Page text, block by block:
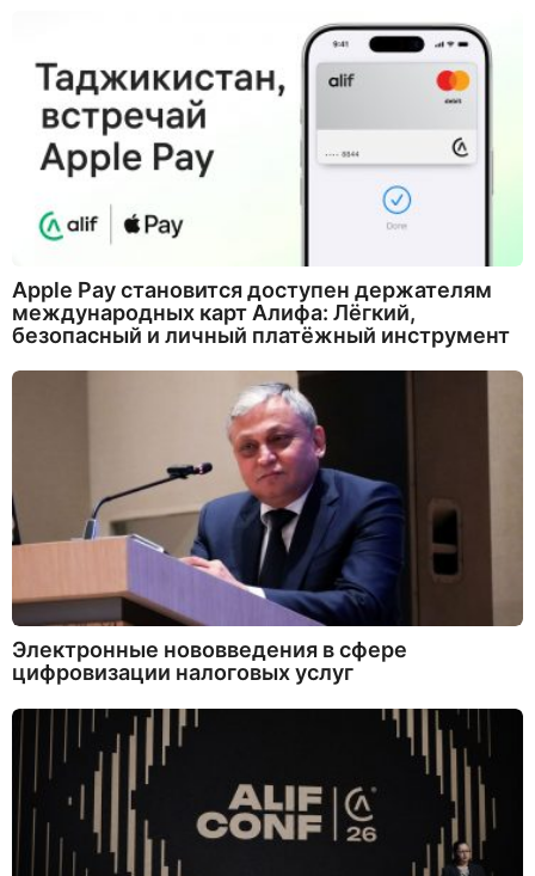
Apple Pay становится доступен держателям
международных карт Алифа: Лёгкий,
безопасный и личный платёжный инструмент
Электронные нововведения в сфере
цифровизации налоговых услуг